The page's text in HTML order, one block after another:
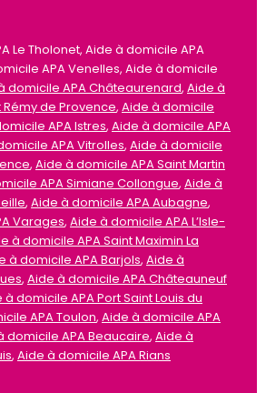
Le Tholonet, Aide à domicile APA
APA Venelles, Aide à domicile
domicile APA Châteaurenard, Aide à
de Provence, Aide à domicile
APA Istres, Aide à domicile APA
APA Vitrolles, Aide à domicile
, Aide à domicile APA Saint Martin
APA Simiane Collongue, Aide à
, Aide à domicile APA Aubagne,
Varages, Aide à domicile APA L’Isle-
à domicile APA Saint Maximin La
à domicile APA Barjols, Aide à
, Aide à domicile APA Châteauneuf
à domicile APA Port Saint Louis du
APA Toulon, Aide à domicile APA
domicile APA Beaucaire, Aide à
, Aide à domicile APA Rians